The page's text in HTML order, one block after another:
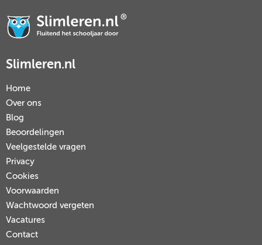
Slimleren.nl
Home
Over ons
Blog
Beoordelingen
Veelgestelde vragen
Privacy
Cookies
Voorwaarden
Wachtwoord vergeten
Vacatures
Contact